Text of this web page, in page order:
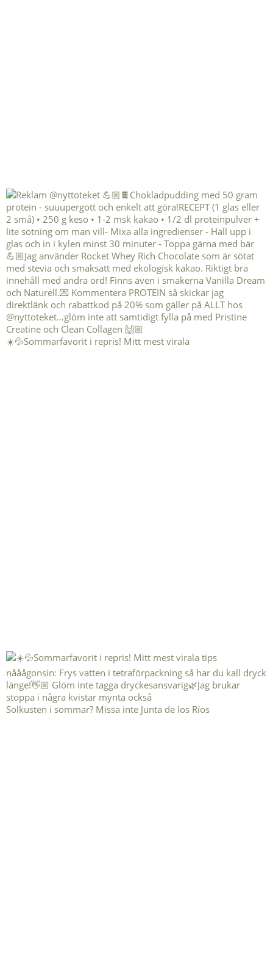
☀️💦Sommarfavorit i repris! Mitt mest virala
Solkusten i sommar? Missa inte Junta de los Ríos